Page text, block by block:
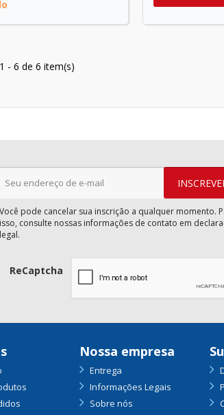
- 6 de 6 item(s)
Você pode cancelar sua inscrição a qualquer momento.
isso, consulte nossas informações de contato em
legal.
ReCaptcha
Nossa empresa
Entrega
Informações Legais
Sobre nós